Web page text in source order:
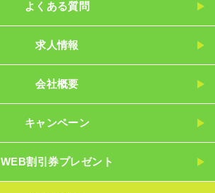
よくある質問
求人情報
会社概要
キャンペーン
WEB割引券プレゼント